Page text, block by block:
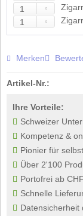
Merken
Artikel-Nr.:
Ihre Vorteile:
Schweizer
Kompetenz &
Pionier für
Über 2'100
Portofrei ab
Schnelle
Datensicherheit